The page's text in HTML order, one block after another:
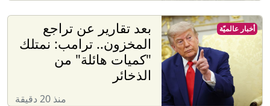
بعد تقارير عن تراجع
المخزون.. ترامب: نمتلك
"كميات هائلة" من
الذخائر
منذ 20 دقيقة
أخبار عالميّة